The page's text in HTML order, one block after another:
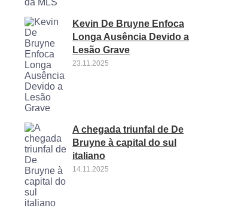
Kevin De Bruyne Enfoca
Longa Ausência Devido a
Lesão Grave
23.11.2025
A chegada triunfal de De
Bruyne à capital do sul
italiano
14.11.2025